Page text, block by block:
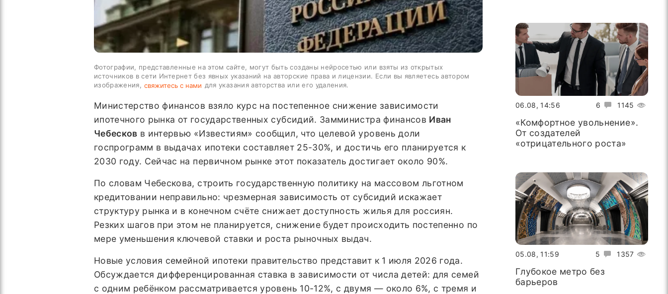
Фотографии, представленные на этом сайте, могут быть созданы нейросетью или взяты из открытых
источников в сети Интернет без явных указаний на авторские права и лицензии. Если вы являетесь автором
изображения, свяжитесь с нами для указания авторства или его удаления.
Министерство финансов взяло курс на постепенное снижение зависимости
ипотечного рынка от государственных субсидий. Замминистра финансов Иван
Чебесков в интервью «Известиям» сообщил, что целевой уровень доли
госпрограмм в выдачах ипотеки составляет 25-30%, и достичь его планируется к
2030 году. Сейчас на первичном рынке этот показатель достигает около 90%.
По словам Чебескова, строить государственную политику на массовом льготном
кредитовании неправильно: чрезмерная зависимость от субсидий искажает
структуру рынка и в конечном счёте снижает доступность жилья для россиян.
Резких шагов при этом не планируется, снижение будет происходить постепенно по
мере уменьшения ключевой ставки и роста рыночных выдач.
Новые условия семейной ипотеки правительство представит к 1 июля 2026 года.
Обсуждается дифференцированная ставка в зависимости от числа детей: для семей
с одним ребёнком рассматривается уровень 10-12%, с двумя — около 6%, с тремя и
6 1145
06.08, 14:56
«Комфортное увольнение».
От создателей
«отрицательного роста»
5 1357
05.08, 11:59
Глубокое метро без
барьеров